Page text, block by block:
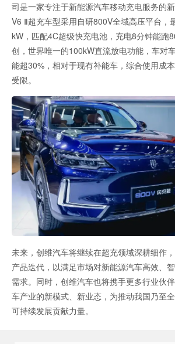
司是一家专注于新能源汽车移动充电服务的
V6 Ⅱ超充车型采用自研800V全域高压平台，
kW，匹配4C超级快充电池，充电8分钟能跑
创，世界唯一的100kW直流放电功能，车对
能超30%，相对于现有补能车，综合使用成
受限。
未来，创维汽车将继续在超充领域深耕细作
产品迭代，以满足市场对新能源汽车高效、
需求。同时，创维汽车也将携手更多行业伙
车产业的新模式、新业态，为推动我国乃至
可持续发展贡献力量。